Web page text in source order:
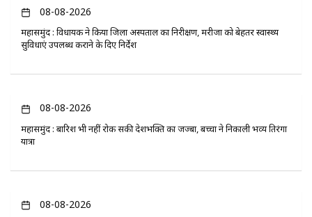
08-08-2026
महासमुंद : विधायक ने किया जिला अस्पताल का निरीक्षण, मरीजों को बेहतर स्वास्थ्य
सुविधाएं उपलब्ध कराने के दिए निर्देश
08-08-2026
महासमुंद : बारिश भी नहीं रोक सकी देशभक्ति का जज्बा, बच्चों ने निकाली भव्य तिरंगा
यात्रा
08-08-2026